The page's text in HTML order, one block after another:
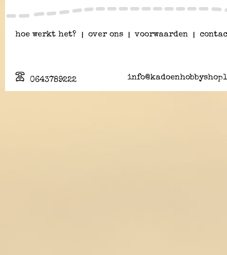
hoe werkt het? over ons voorwaarden
0643789222